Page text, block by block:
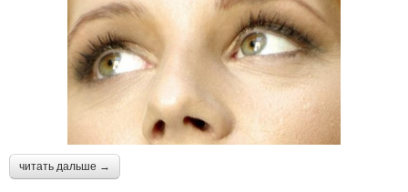
читать дальше →